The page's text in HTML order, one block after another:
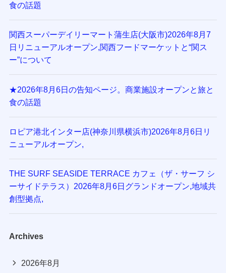
食の話題
関西スーパーデイリーマート蒲生店(大阪市)2026年8月7
日リニューアルオープン,関西フードマーケットと“関ス
ー”について
★2026年8月6日の告知ページ。商業施設オープンと旅と
食の話題
ロピア港北インター店(神奈川県横浜市)2026年8月6日リ
ニューアルオープン,
THE SURF SEASIDE TERRACE カフェ（ザ・サーフ シ
ーサイドテラス）2026年8月6日グランドオープン,地域共
創型拠点,
Archives
2026年8月